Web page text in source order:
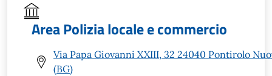
Area Polizia locale e commercio
Via Papa Giovanni XXIII, 32 24040 Pontirolo
(BG)